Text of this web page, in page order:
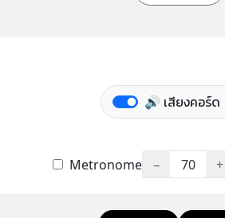
🔊 เสียงคอร์ด
Metronome − 70 +